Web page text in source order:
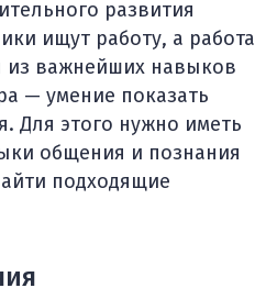
развития
ищут работу, а работа
из важнейших навыков
— умение показать
Для этого нужно иметь
общения и познания
подходящие